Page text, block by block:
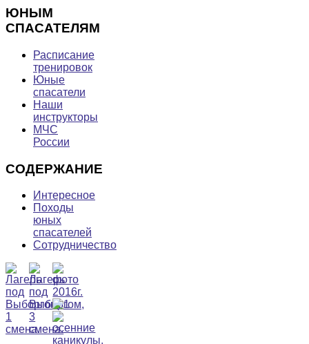
ЮНЫМ
СПАСАТЕЛЯМ
Расписание
тренировок
Юные
спасатели
Наши
инструкторы
МЧС
России
СОДЕРЖАНИЕ
Интересное
Походы
юных
спасателей
Сотрудничество